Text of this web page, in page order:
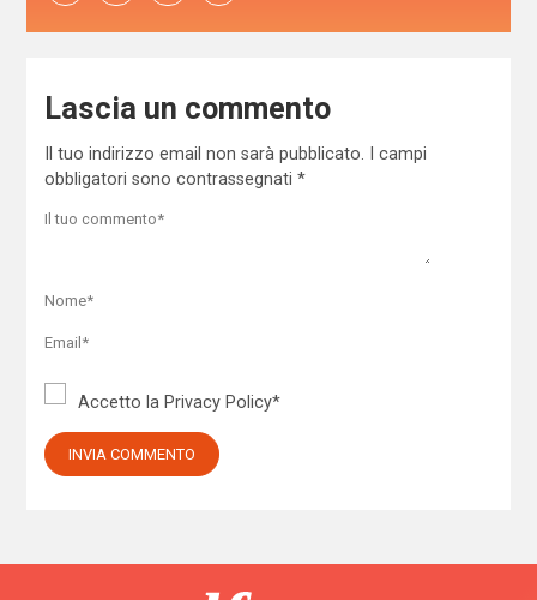
Lascia un commento
Il tuo indirizzo email non sarà pubblicato.
I campi
obbligatori sono contrassegnati *
Accetto la Privacy Policy*